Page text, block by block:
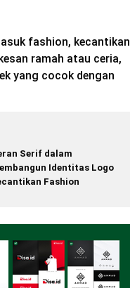
fashion, kecantikan
ramah atau ceria,
yang cocok dengan
Serif dalam
Identitas Logo
Fashion